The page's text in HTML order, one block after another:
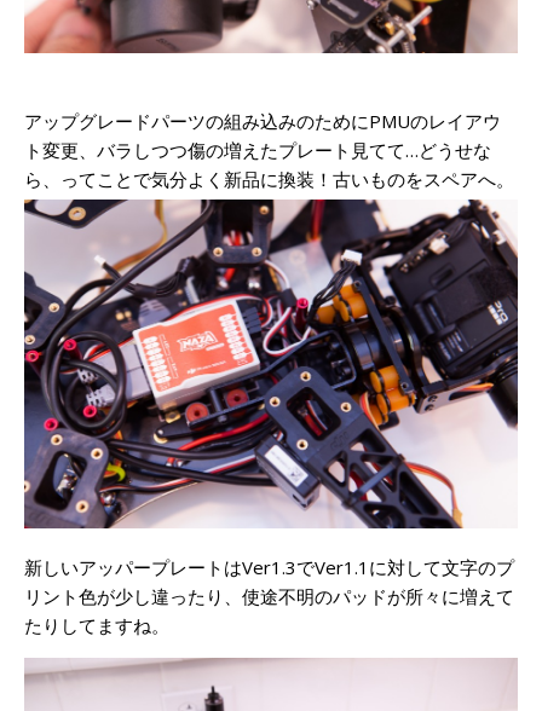
アップグレードパーツの組み込みのためにPMUのレイアウ
ト変更、バラしつつ傷の増えたプレート見てて…どうせな
ら、ってことで気分よく新品に換装！古いものをスペアへ。
新しいアッパープレートはVer1.3でVer1.1に対して文字のプ
リント色が少し違ったり、使途不明のパッドが所々に増えて
たりしてますね。